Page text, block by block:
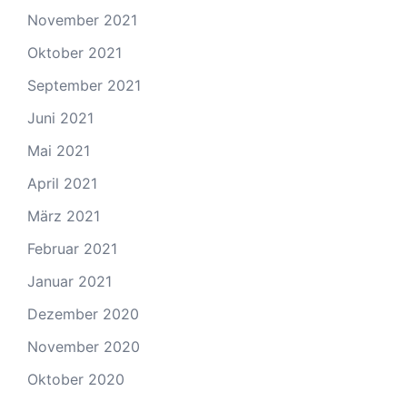
November 2021
Oktober 2021
September 2021
Juni 2021
Mai 2021
April 2021
März 2021
Februar 2021
Januar 2021
Dezember 2020
November 2020
Oktober 2020